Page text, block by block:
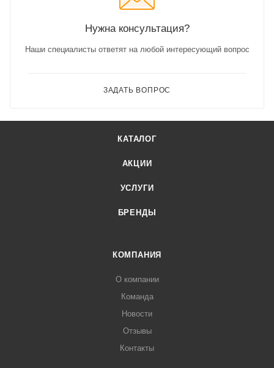
Нужна консультация?
Наши специалисты ответят на любой интересующий вопрос
ЗАДАТЬ ВОПРОС
КАТАЛОГ
АКЦИИ
УСЛУГИ
БРЕНДЫ
КОМПАНИЯ
О компании
Команда
Новости
Отзывы
Контакты